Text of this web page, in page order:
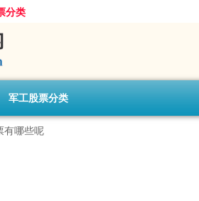
分类
军工股票分类
有哪些呢